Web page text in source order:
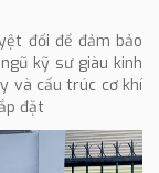
đối để đảm bảo
kỹ sư giàu kinh
và cấu trúc cơ khí
đặt